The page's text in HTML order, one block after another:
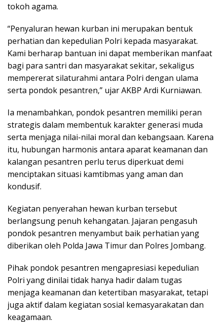
tokoh agama.
“Penyaluran hewan kurban ini merupakan bentuk
perhatian dan kepedulian Polri kepada masyarakat.
Kami berharap bantuan ini dapat memberikan manfaat
bagi para santri dan masyarakat sekitar, sekaligus
mempererat silaturahmi antara Polri dengan ulama
serta pondok pesantren,” ujar AKBP Ardi Kurniawan.
Ia menambahkan, pondok pesantren memiliki peran
strategis dalam membentuk karakter generasi muda
serta menjaga nilai-nilai moral dan kebangsaan. Karena
itu, hubungan harmonis antara aparat keamanan dan
kalangan pesantren perlu terus diperkuat demi
menciptakan situasi kamtibmas yang aman dan
kondusif.
Kegiatan penyerahan hewan kurban tersebut
berlangsung penuh kehangatan. Jajaran pengasuh
pondok pesantren menyambut baik perhatian yang
diberikan oleh Polda Jawa Timur dan Polres Jombang.
Pihak pondok pesantren mengapresiasi kepedulian
Polri yang dinilai tidak hanya hadir dalam tugas
menjaga keamanan dan ketertiban masyarakat, tetapi
juga aktif dalam kegiatan sosial kemasyarakatan dan
keagamaan.